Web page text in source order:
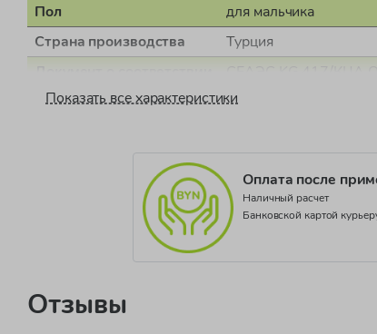
Пол
для мальчика
Страна производства
Турция
Коллекция
SHIRTS
Показать все характеристики
Оплата после
Наличный расчет
Банковской картой
Отзывы